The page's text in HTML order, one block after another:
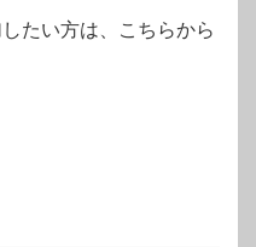
たい方は、こちらから